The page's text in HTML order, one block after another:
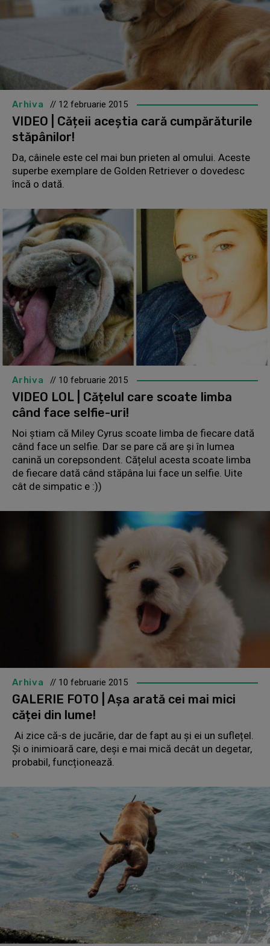
Arhiva // 12 februarie 2015
VIDEO | Cățeii aceștia cară cumpărăturile
stăpânilor!
Da, câinele este cel mai bun prieten al omului. Aceste
superbe exemplare de Golden Retriever o dovedesc
încă o dată.
Arhiva // 10 februarie 2015
VIDEO LOL | Cățelul care scoate limba
când face selfie-uri!
Noi știam că Miley Cyrus scoate limba de fiecare dată
când face un selfie. Dar se pare că are și în lumea
canină un corepsondent. Cățelul acesta scoate limba
de fiecare dată când stăpâna lui face un selfie. Uite
cât de simpatic e :))
Arhiva // 10 februarie 2015
GALERIE FOTO | Așa arată cei mai mici
căței din lume!
Ai zice că-s de jucărie, dar de fapt au și ei un suflețel.
Și o inimioară care, deși e mai mică decât un degetar,
probabil, funcționează.